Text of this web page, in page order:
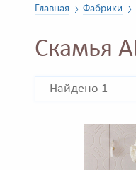
Главная Фабрики
Скамья
Найдено 1